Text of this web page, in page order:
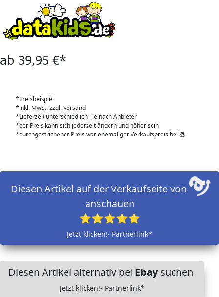
ab 39,95 €*
*Preisbeispiel
*inkl. MwSt. zzgl. Versand
*Lieferzeit unterschiedlich - je nach Anbieter
*der Preis kann sich jederzeit ändern und höher sein
*durchgestrichener Preis war ehemaliger Verkaufspreis bei
Diesen Artikel auf der Verkaufseite von
anschauen
⭐⭐⭐⭐⭐
Jetzt klicken!- Partnerlink*
Diesen Artikel alternativ bei Ebaysuchen
Jetzt klicken!- Partnerlink*